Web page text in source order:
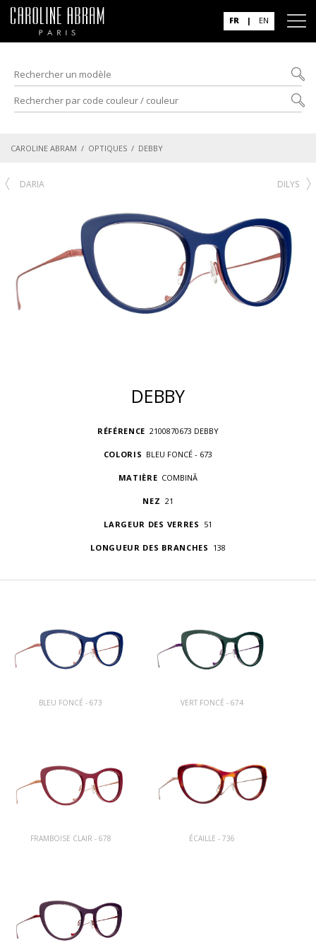
FR | EN
CAROLINE ABRAM / OPTIQUES / DEBBY
DARIA DILYS
DEBBY
RÉFÉRENCE 2100870673 DEBBY
COLORIS BLEU FONCÉ - 673
MATIÈRE COMBINÃ
NEZ 21
LARGEUR DES VERRES 51
LONGUEUR DES BRANCHES 138
BLEU FONCÉ - 673 VERT FONCÉ - 674
FRAMBOISE CLAIR - 678 ÉCAILLE - 736